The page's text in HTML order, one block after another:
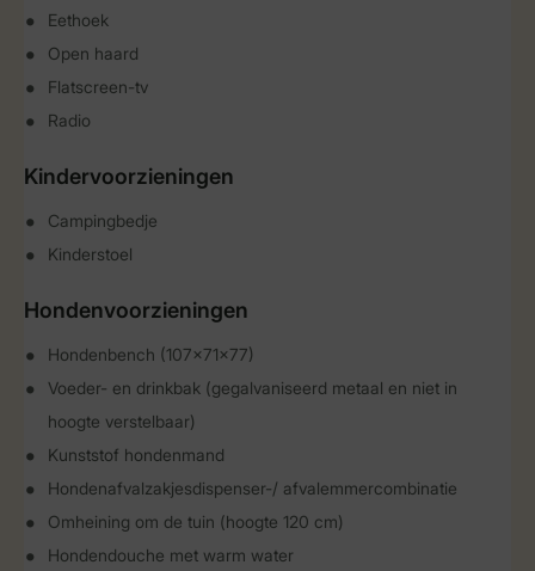
Eethoek
Open haard
Flatscreen-tv
Radio
Kindervoorzieningen
Campingbedje
Kinderstoel
Hondenvoorzieningen
Hondenbench (107x71x77)
Voeder- en drinkbak (gegalvaniseerd metaal en niet in
hoogte verstelbaar)
Kunststof hondenmand
Hondenafvalzakjesdispenser-/ afvalemmercombinatie
Omheining om de tuin (hoogte 120 cm)
Hondendouche met warm water